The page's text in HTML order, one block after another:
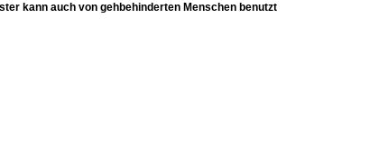
kann auch von gehbehinderten Menschen benutzt